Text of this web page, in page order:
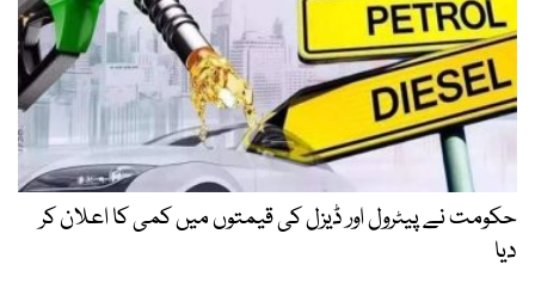
حکومت نے پیٹرول اور ڈیزل کی قیمتوں میں کمی کا اعلان کر
دیا